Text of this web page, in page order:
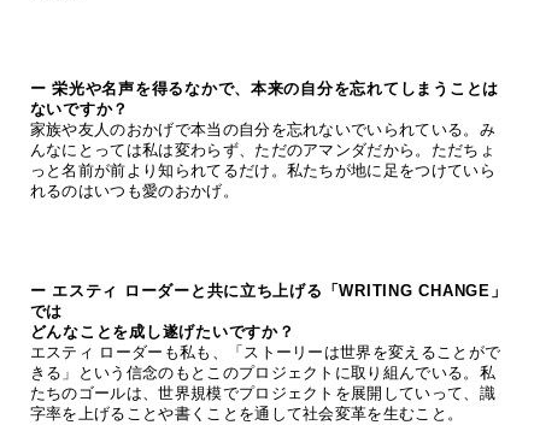
ー 栄光や名声を得るなかで、本来の自分を忘れてしまうことは
ないですか？
家族や友人のおかげで本当の自分を忘れないでいられている。み
んなにとっては私は変わらず、ただのアマンダだから。ただちょ
っと名前が前より知られてるだけ。私たちが地に足をつけていら
れるのはいつも愛のおかげ。
ー エスティ ローダーと共に立ち上げる「WRITING CHANGE」
では
どんなことを成し遂げたいですか？
エスティ ローダーも私も、「ストーリーは世界を変えることがで
きる」という信念のもとこのプロジェクトに取り組んでいる。私
たちのゴールは、世界規模でプロジェクトを展開していって、識
字率を上げることや書くことを通して社会変革を生むこと。